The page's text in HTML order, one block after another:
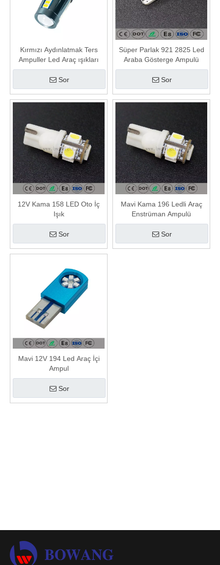
Kırmızı Aydınlatmak Ters
Ampuller Led Araç ışıkları
Sor
Süper Parlak 921 2825 Led
Araba Gösterge Ampulü
Sor
12V Kama 158 LED Oto İç
Işık
Sor
Mavi Kama 196 Ledli Araç
Enstrüman Ampulü
Sor
Mavi 12V 194 Led Araç İçi
Ampul
Sor